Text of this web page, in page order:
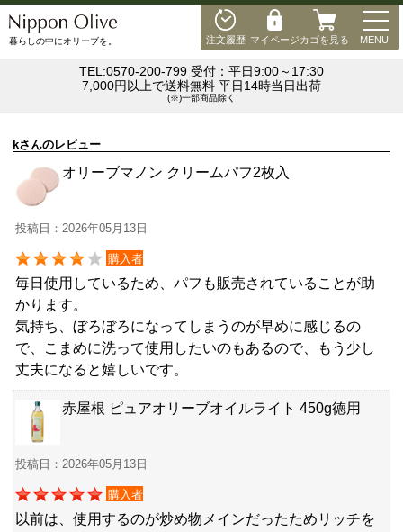
注文履歴 マイページカゴを見る MENU
暮らしの中にオリーブを。
TEL:0570-200-799 受付：平日9:00～17:30
7,000円以上で送料無料 平日14時当日出荷
(※)一部商品除く
kさんのレビュー
オリーブマノン クリームパフ2枚入
投稿日：2026年05月13日
購入者
毎日使用しているため、パフも販売されていることが助
かります。
気持ち、ぼろぼろになってしまうのが早めに感じるの
で、こまめに洗って使用したいのもあるので、もう少し
丈夫になると嬉しいです。
赤屋根 ピュアオリーブオイルライト 450g徳用
投稿日：2026年05月13日
購入者
以前は、使用するのが炒め物メインだったためリッチを